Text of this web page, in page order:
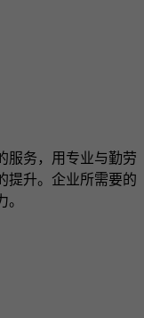
服务，用专业与勤劳
提升。企业所需要的